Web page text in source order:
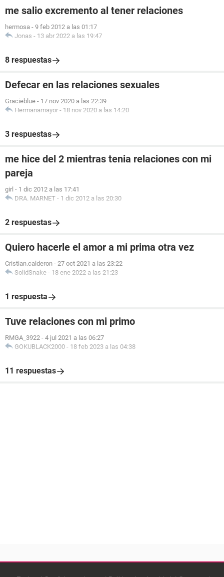
me salio excremento al tener relaciones
hermosa - 9 feb 2012 a las 01:17
Jonas - 13 abr 2022 a las 19:47
8 respuestas
Defecar en las relaciones sexuales
Gracieblue - 17 nov 2020 a las 22:39
Hermanamayor - 18 nov 2020 a las 14:20
3 respuestas
me hice del 2 mientras tenia relaciones con mi
pareja
girl - 1 dic 2012 a las 17:41
DRA. MARNET - 1 dic 2012 a las 20:30
2 respuestas
Quiero hacerle el amor a mi prima otra vez
Cristian.calderon - 27 oct 2021 a las 23:22
SolidSnake - 18 ene 2022 a las 21:23
1 respuesta
Tuve relaciones con mi primo
RMGA_3922 - 4 jul 2021 a las 06:27
GOKUBLACK2000 - 18 feb 2023 a las 04:38
11 respuestas